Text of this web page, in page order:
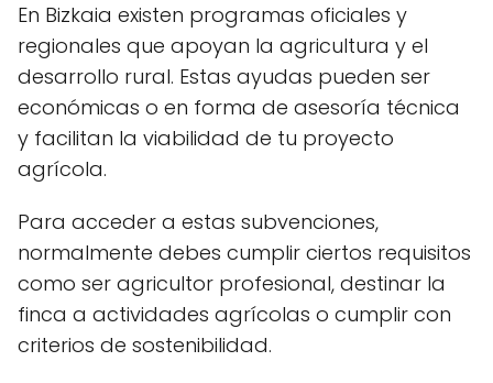
En Bizkaia existen programas oficiales y
regionales que apoyan la agricultura y el
desarrollo rural. Estas ayudas pueden ser
económicas o en forma de asesoría técnica
y facilitan la viabilidad de tu proyecto
agrícola.
Para acceder a estas subvenciones,
normalmente debes cumplir ciertos requisitos
como ser agricultor profesional, destinar la
finca a actividades agrícolas o cumplir con
criterios de sostenibilidad.